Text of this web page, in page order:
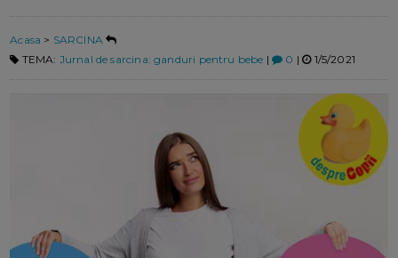
Acasa > SARCINA
TEMA: Jurnal de sarcina: ganduri pentru bebe | 0 | 1/5/2021